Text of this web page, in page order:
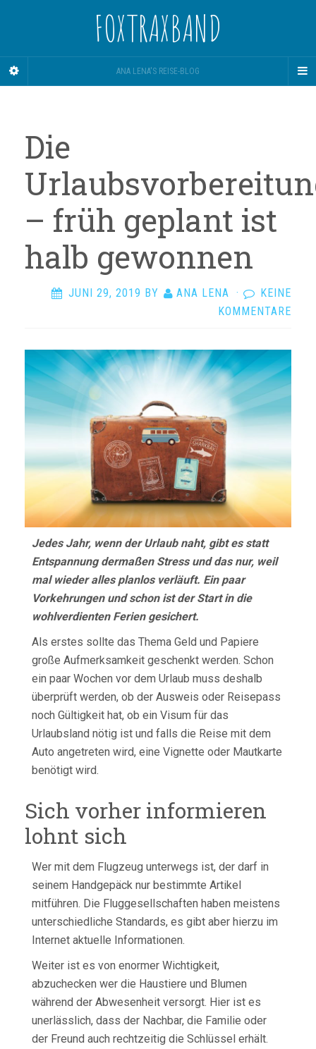
FOXTRAXBAND
ANA LENA'S REISE-BLOG
Die
– früh geplant ist
halb gewonnen
JUNI 29, 2019 BY ANA LENA ·
KEINE
KOMMENTARE
Jedes Jahr, wenn der Urlaub naht, gibt es statt
Entspannung dermaßen Stress und das nur, weil
mal wieder alles planlos verläuft. Ein paar
Vorkehrungen und schon ist der Start in die
wohlverdienten Ferien gesichert.
Als erstes sollte das Thema Geld und Papiere
große Aufmerksamkeit geschenkt werden. Schon
ein paar Wochen vor dem Urlaub muss deshalb
überprüft werden, ob der Ausweis oder Reisepass
noch Gültigkeit hat, ob ein Visum für das
Urlaubsland nötig ist und falls die Reise mit dem
Auto angetreten wird, eine Vignette oder Mautkarte
benötigt wird.
Sich vorher informieren
lohnt sich
Wer mit dem Flugzeug unterwegs ist, der darf in
seinem Handgepäck nur bestimmte Artikel
mitführen. Die Fluggesellschaften haben meistens
unterschiedliche Standards, es gibt aber hierzu im
Internet aktuelle Informationen.
Weiter ist es von enormer Wichtigkeit,
abzuchecken wer die Haustiere und Blumen
während der Abwesenheit versorgt. Hier ist es
unerlässlich, dass der Nachbar, die Familie oder
der Freund auch rechtzeitig die Schlüssel erhält.